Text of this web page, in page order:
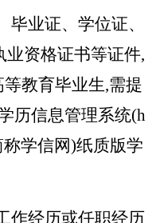
毕业证、学位证、
资格证书等证件,
教育毕业生,需提
历信息管理系统(h
称学信网)纸质版学
作经历或任职经历